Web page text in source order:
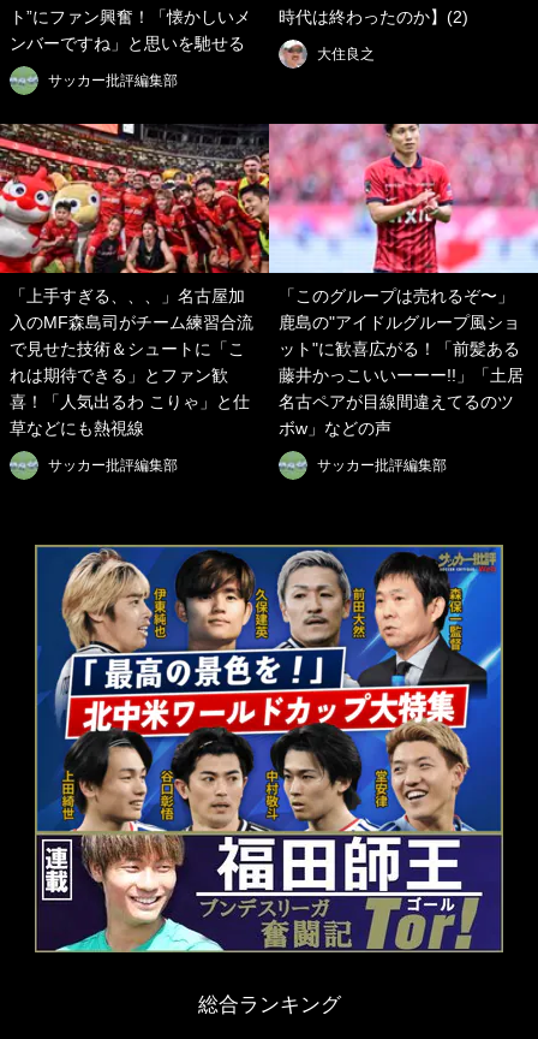
ト”にファン興奮！「懐かしいメ
ンバーですね」と思いを馳せる
サッカー批評編集部
時代は終わったのか】(2)
大住良之
「上手すぎる、、、」名古屋加
入のMF森島司がチーム練習合流
で見せた技術＆シュートに「こ
れは期待できる」とファン歓
喜！「人気出るわ こりゃ」と仕
草などにも熱視線
サッカー批評編集部
「このグループは売れるぞ〜」
鹿島の"アイドルグループ風ショ
ット"に歓喜広がる！「前髪ある
藤井かっこいいーーー!!」「土居
名古ペアが目線間違えてるのツ
ボw」などの声
サッカー批評編集部
総合ランキング